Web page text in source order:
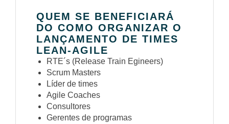
QUEM SE BENEFICIARÁ
DO COMO ORGANIZAR O
LANÇAMENTO DE TIMES
LEAN-AGILE
RTE´s (Release Train Egineers)
Scrum Masters
Líder de times
Agile Coaches
Consultores
Gerentes de programas